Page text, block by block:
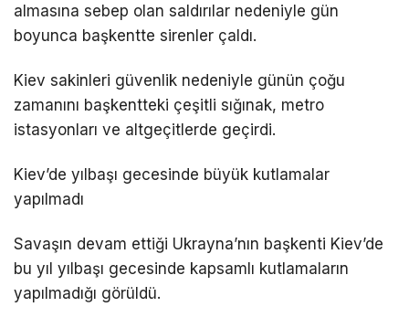
almasına sebep olan saldırılar nedeniyle gün
boyunca başkentte sirenler çaldı.
Kiev sakinleri güvenlik nedeniyle günün çoğu
zamanını başkentteki çeşitli sığınak, metro
istasyonları ve altgeçitlerde geçirdi.
Kiev’de yılbaşı gecesinde büyük kutlamalar
yapılmadı
Savaşın devam ettiği Ukrayna’nın başkenti Kiev’de
bu yıl yılbaşı gecesinde kapsamlı kutlamaların
yapılmadığı görüldü.